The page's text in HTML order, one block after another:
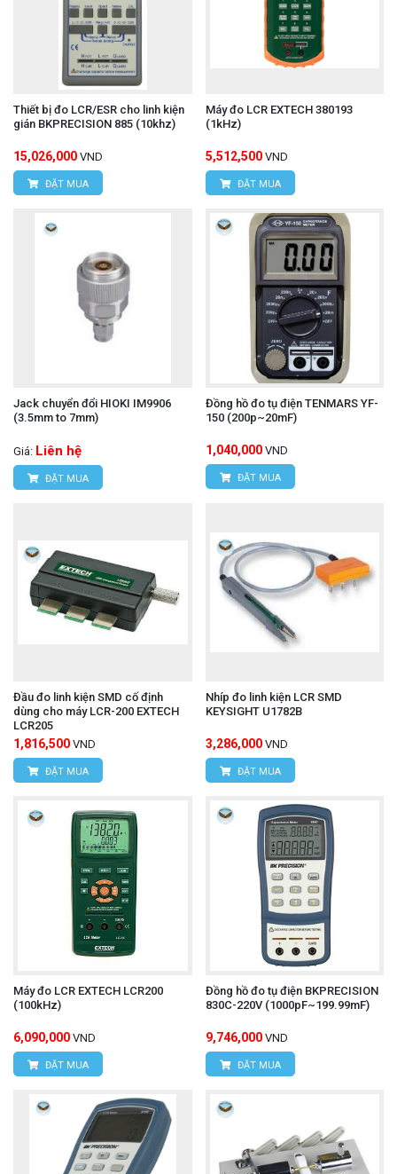
Thiết bị đo LCR/ESR cho linh kiện
gián BKPRECISION 885 (10khz)
15,026,000 VND
ĐẶT MUA
Máy đo LCR EXTECH 380193
(1kHz)
5,512,500 VND
ĐẶT MUA
Jack chuyển đổi HIOKI IM9906
(3.5mm to 7mm)
Giá: Liên hệ
ĐẶT MUA
Đồng hồ đo tụ điện TENMARS YF-
150 (200p~20mF)
1,040,000 VND
ĐẶT MUA
Đầu đo linh kiện SMD cố định
dùng cho máy LCR-200 EXTECH
LCR205
1,816,500 VND
ĐẶT MUA
Nhíp đo linh kiện LCR SMD
KEYSIGHT U1782B
3,286,000 VND
ĐẶT MUA
Máy đo LCR EXTECH LCR200
(100kHz)
6,090,000 VND
ĐẶT MUA
Đồng hồ đo tụ điện BKPRECISION
830C-220V (1000pF~199.99mF)
9,746,000 VND
ĐẶT MUA